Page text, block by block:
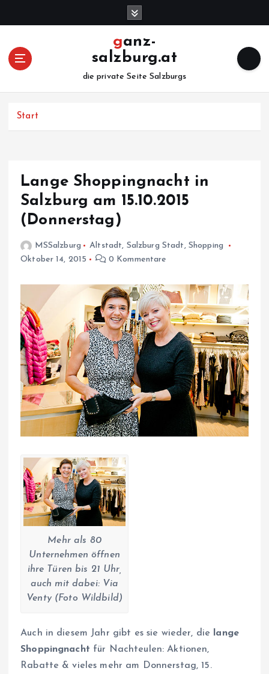
ganz-
salzburg.at
die private Seite Salzburgs
Start
Lange Shoppingnacht in
Salzburg am 15.10.2015
(Donnerstag)
MSSalzburg Altstadt, Salzburg Stadt , Shopping
Oktober 14, 2015
0 Kommentare
Mehr als 80
Unternehmen öffnen
ihre Türen bis 21 Uhr,
auch mit dabei: Via
Venty (Foto Wildbild)
Auch in diesem Jahr gibt es sie wieder, die lange
Shoppingnacht für Nachteulen: Aktionen,
Rabatte & vieles mehr am Donnerstag, 15.